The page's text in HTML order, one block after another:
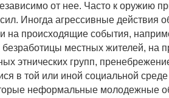
от нее. Часто к оружию
Иногда агрессивные действия
на происходящие события,
местных жителей, на
этнических групп,
в той или иной социальной среде
неформальные молодежные